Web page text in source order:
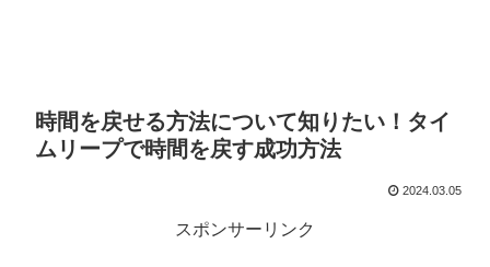
時間を戻せる方法について知りたい！タイ
ムリープで時間を戻す成功方法
2024.03.05
スポンサーリンク